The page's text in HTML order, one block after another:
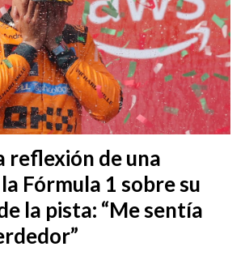
reflexión de una
Fórmula 1 sobre su
la pista: “Me sentía